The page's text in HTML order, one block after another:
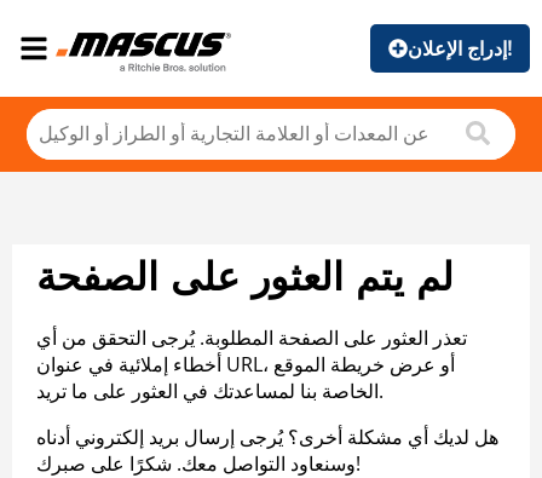
إدراج الإعلان!
لم يتم العثور على الصفحة
تعذر العثور على الصفحة المطلوبة. يُرجى التحقق من أي
أخطاء إملائية في عنوان URL، أو عرض خريطة الموقع
الخاصة بنا لمساعدتك في العثور على ما تريد.
هل لديك أي مشكلة أخرى؟ يُرجى إرسال بريد إلكتروني أدناه
وسنعاود التواصل معك. شكرًا على صبرك!